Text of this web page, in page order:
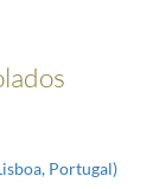
Portugal)